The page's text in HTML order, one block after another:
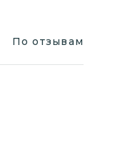
По отзывам